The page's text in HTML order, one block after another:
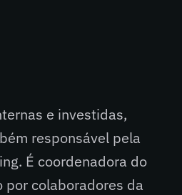
e investidas,
responsável pela
É coordenadora do
por colaboradores da